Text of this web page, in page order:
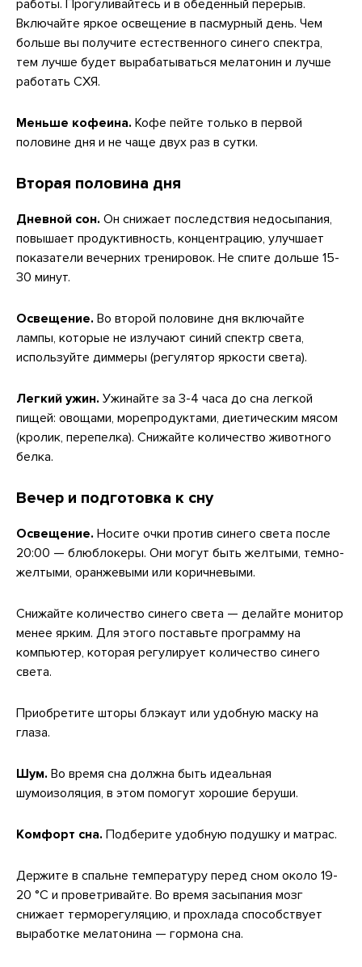
работы. Прогуливайтесь и в обеденный перерыв.
Включайте яркое освещение в пасмурный день. Чем
больше вы получите естественного синего спектра,
тем лучше будет вырабатываться мелатонин и лучше
работать СХЯ.
Меньше кофеина. Кофе пейте только в первой
половине дня и не чаще двух раз в сутки.
Вторая половина дня
Дневной сон. Он снижает последствия недосыпания,
повышает продуктивность, концентрацию, улучшает
показатели вечерних тренировок. Не спите дольше 15-
30 минут.
Освещение. Во второй половине дня включайте
лампы, которые не излучают синий спектр света,
используйте диммеры (регулятор яркости света).
Легкий ужин. Ужинайте за 3-4 часа до сна легкой
пищей: овощами, морепродуктами, диетическим мясом
(кролик, перепелка). Снижайте количество животного
белка.
Вечер и подготовка к сну
Освещение. Носите очки против синего света после
20:00 — блюблокеры. Они могут быть желтыми, темно-
желтыми, оранжевыми или коричневыми.
Снижайте количество синего света — делайте монитор
менее ярким. Для этого поставьте программу на
компьютер, которая регулирует количество синего
света.
Приобретите шторы блэкаут или удобную маску на
глаза.
Шум. Во время сна должна быть идеальная
шумоизоляция, в этом помогут хорошие беруши.
Комфорт сна. Подберите удобную подушку и матрас.
Держите в спальне температуру перед сном около 19-
20 °C и проветривайте. Во время засыпания мозг
снижает терморегуляцию, и прохлада способствует
выработке мелатонина — гормона сна.